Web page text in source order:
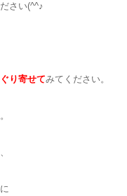
さい(^^♪
り寄せてみてください。